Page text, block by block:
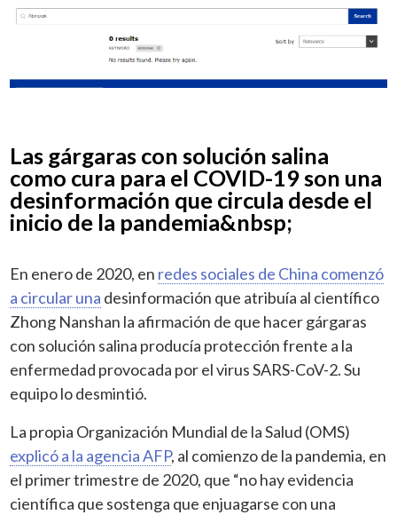
Las gárgaras con solución salina
como cura para el COVID-19 son una
desinformación que circula desde el
inicio de la pandemia&nbsp;
En enero de 2020, en redes sociales de China comenzó
a circular una desinformación que atribuía al científico
Zhong Nanshan la afirmación de que hacer gárgaras
con solución salina producía protección frente a la
enfermedad provocada por el virus SARS-CoV-2. Su
equipo lo desmintió.
La propia Organización Mundial de la Salud (OMS)
explicó a la agencia AFP, al comienzo de la pandemia, en
el primer trimestre de 2020, que “no hay evidencia
científica que sostenga que enjuagarse con una